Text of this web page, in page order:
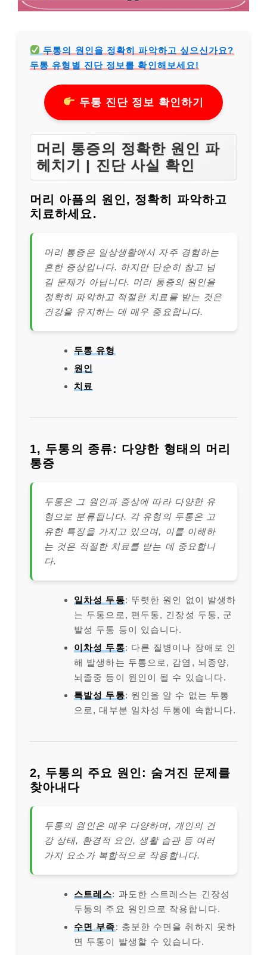
두통의 원인을 정확히 파악하고 싶으신가요?
두통 유형별 진단 정보를 확인해보세요!
두통 진단 정보 확인하기
머리 통증의 정확한 원인 파
헤치기 | 진단 사실 확인
머리 아픔의 원인, 정확히 파악하고
치료하세요.
머리 통증은 일상생활에서 자주 경험하는
흔한 증상입니다. 하지만 단순히 참고 넘
길 문제가 아닙니다. 머리 통증의 원인을
정확히 파악하고 적절한 치료를 받는 것은
건강을 유지하는 데 매우 중요합니다.
두통 유형
원인
치료
1, 두통의 종류: 다양한 형태의 머리
통증
두통은 그 원인과 증상에 따라 다양한 유
형으로 분류됩니다. 각 유형의 두통은 고
유한 특징을 가지고 있으며, 이를 이해하
는 것은 적절한 치료를 받는 데 중요합니
다.
일차성 두통: 뚜렷한 원인 없이 발생하
는 두통으로, 편두통, 긴장성 두통, 군
발성 두통 등이 있습니다.
이차성 두통: 다른 질병이나 장애로 인
해 발생하는 두통으로, 감염, 뇌종양,
뇌졸중 등이 원인이 될 수 있습니다.
특발성 두통: 원인을 알 수 없는 두통
으로, 대부분 일차성 두통에 속합니다.
2, 두통의 주요 원인: 숨겨진 문제를
찾아내다
두통의 원인은 매우 다양하며, 개인의 건
강 상태, 환경적 요인, 생활 습관 등 여러
가지 요소가 복합적으로 작용합니다.
스트레스: 과도한 스트레스는 긴장성
두통의 주요 원인으로 작용합니다.
수면 부족: 충분한 수면을 취하지 못하
면 두통이 발생할 수 있습니다.